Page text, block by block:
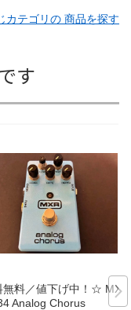
カテゴリの 商品を探す
す
料／値下げ中！☆ MX
Analog Chorus